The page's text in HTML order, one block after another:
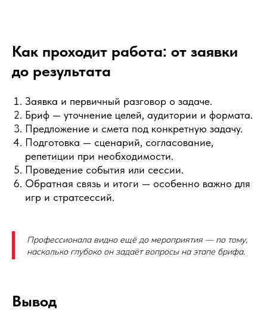
Как проходит работа: от заявки
до результата
Заявка и первичный разговор о задаче.
Бриф — уточнение целей, аудитории и формата.
Предложение и смета под конкретную задачу.
Подготовка — сценарий, согласование,
репетиции при необходимости.
Проведение события или сессии.
Обратная связь и итоги — особенно важно для
игр и стратсессий.
Профессионала видно ещё до мероприятия — по тому,
насколько глубоко он задаёт вопросы на этапе брифа.
Вывод